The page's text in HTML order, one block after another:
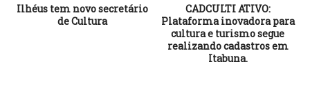
Ilhéus tem novo secretário
de Cultura
CADCULTI ATIVO:
Plataforma inovadora para
cultura e turismo segue
realizando cadastros em
Itabuna.